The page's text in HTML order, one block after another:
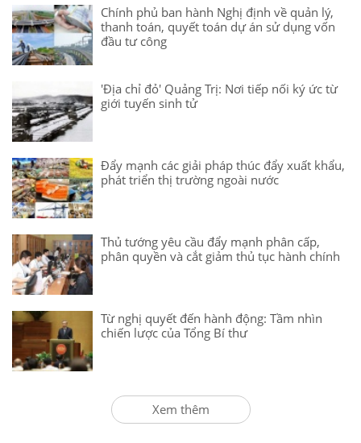
Chính phủ ban hành Nghị định về quản lý,
thanh toán, quyết toán dự án sử dụng vốn
đầu tư công
'Địa chỉ đỏ' Quảng Trị: Nơi tiếp nối ký ức từ
giới tuyến sinh tử
Đẩy mạnh các giải pháp thúc đẩy xuất khẩu,
phát triển thị trường ngoài nước
Thủ tướng yêu cầu đẩy mạnh phân cấp,
phân quyền và cắt giảm thủ tục hành chính
Từ nghị quyết đến hành động: Tầm nhìn
chiến lược của Tổng Bí thư
Xem thêm